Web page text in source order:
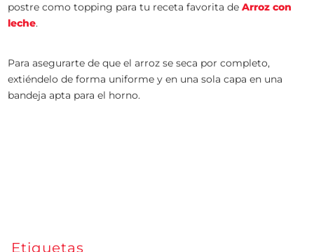
postre como topping para tu receta favorita deArroz con
leche.
Para asegurarte de que el arroz se seca por completo,
extiéndelo de forma uniforme y en una sola capa en una
bandeja apta para el horno.
Etiquetas